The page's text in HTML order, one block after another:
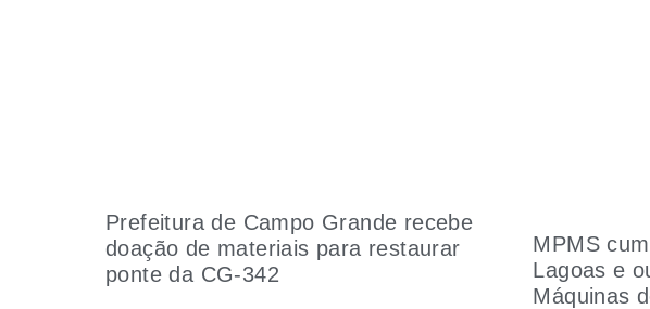
Prefeitura de Campo Grande recebe
doação de materiais para restaurar
ponte da CG-342
MPMS
Lagoas e
Máquinas